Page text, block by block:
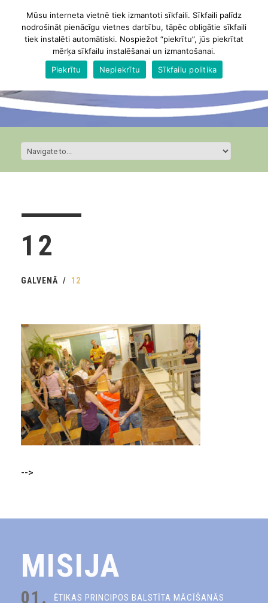
12
GALVENĀ 12
-->
MISIJA
01.
ĒTIKAS PRINCIPOS BALSTĪTA MĀCĪŠANĀS
Mūsu interneta vietnē tiek izmantoti sīkfaili. Sīkfaili palīdz
nodrošināt pienācīgu vietnes darbību, tāpēc obligātie sīkfaili
tiek instalēti automātiski. Nospiežot “piekrītu”, jūs piekrītat
mērķa sīkfailu instalēšanai un izmantošanai.
Piekrītu
Nepiekrītu Sīkfailu politika